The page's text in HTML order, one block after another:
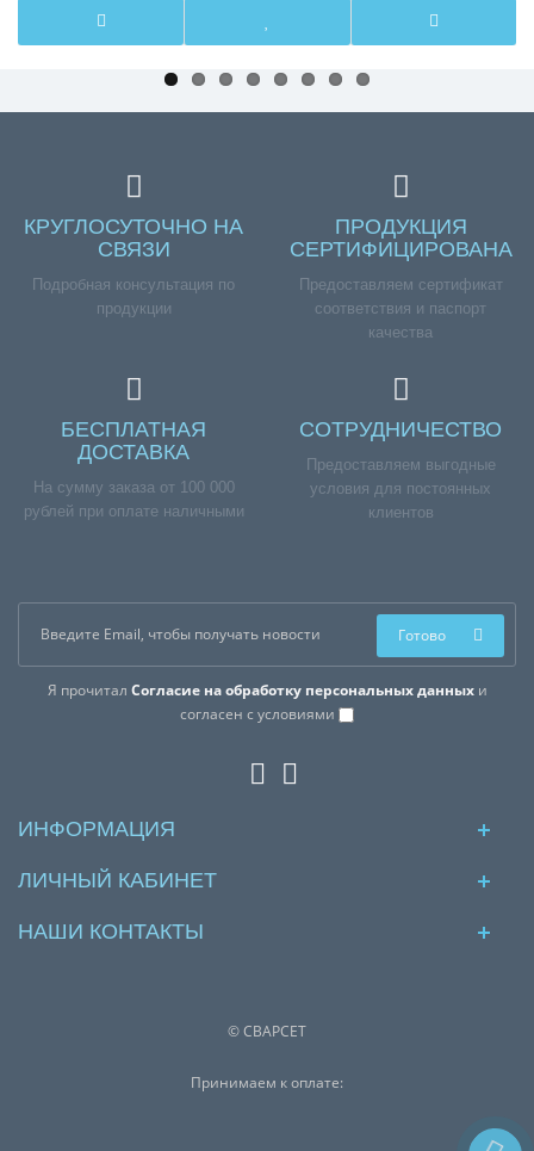
КРУГЛОСУТОЧНО НА
СВЯЗИ
Подробная консультация по
продукции
ПРОДУКЦИЯ
СЕРТИФИЦИРОВАНА
Предоставляем сертификат
соответствия и паспорт
качества
БЕСПЛАТНАЯ
ДОСТАВКА
На сумму заказа от 100 000
рублей при оплате наличными
СОТРУДНИЧЕСТВО
Предоставляем выгодные
условия для постоянных
клиентов
Я прочитал Согласие на обработку персональных данныхи
согласен с условиями
Готово
ИНФОРМАЦИЯ
ЛИЧНЫЙ КАБИНЕТ
НАШИ КОНТАКТЫ
© СВАРСЕТ
Принимаем к оплате: